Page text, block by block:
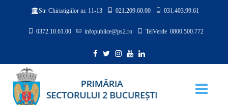
Str. Chiristigiilor nr. 11-13 021.209.60.00 031.403.99.61
0372.10.61.00 infopublice@ps2.ro TelVerde 0800.500.772